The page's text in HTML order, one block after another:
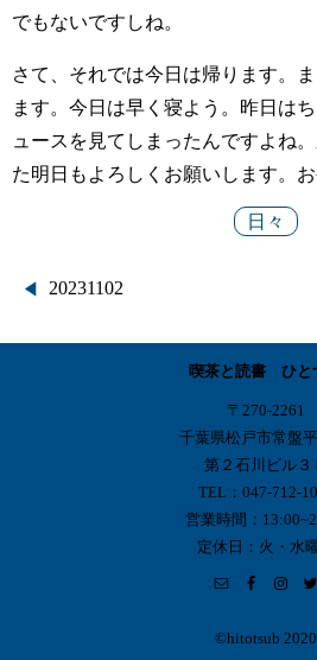
でもないですしね。
さて、それでは今日は帰ります。
ます。今日は早く寝よう。昨日は
ュースを見てしまったんですよね
た明日もよろしくお願いします。お
日々
投
稿
20231102
喫茶と読書 ひと
〒270-2261
千葉県松戸市常盤
第２石川ビル３
TEL：047-712-
営業時間：
定休日：火・水
©︎hitotsub 2020